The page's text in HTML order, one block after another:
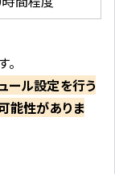
ール設定を行う
能性がありま